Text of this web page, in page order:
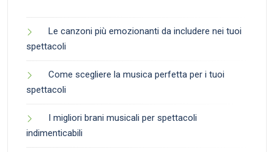
Le canzoni più emozionanti da includere nei tuoi
spettacoli
Come scegliere la musica perfetta per i tuoi
spettacoli
I migliori brani musicali per spettacoli
indimenticabili